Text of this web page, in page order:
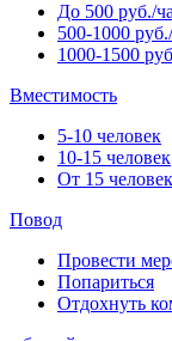
До 500 руб./
500-1000
1000-1500
Вместимость
5-10 человек
10-15 человек
От 15 человек
Повод
Провести
Попариться
Отдохнуть